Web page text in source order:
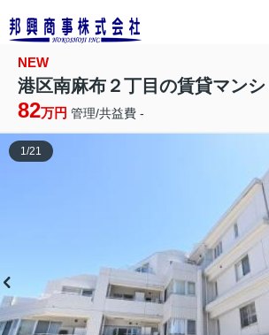
NEW
港区南麻布２丁目の賃貸マンシ
82万円 管理/共益費 -
1/21